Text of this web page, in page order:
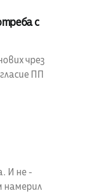
с
чрез
ПП
И не -
намерил